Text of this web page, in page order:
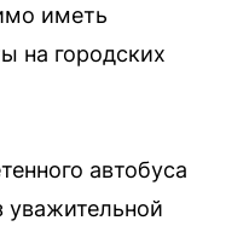
иметь
на городских
автобуса